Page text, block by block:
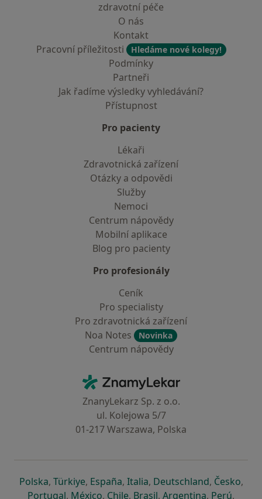
zdravotní péče
O nás
Kontakt
Pracovní příležitosti
Hledáme nové kolegy!
Podmínky
Partneři
Jak řadíme výsledky vyhledávání?
Přístupnost
Pro pacienty
Lékaři
Zdravotnická zařízení
Otázky a odpovědi
Služby
Nemoci
Centrum nápovědy
Mobilní aplikace
Blog pro pacienty
Pro profesionály
Ceník
Pro specialisty
Pro zdravotnická zařízení
Noa Notes
Novinka
Centrum nápovědy
ZnamyLekar - Hlavní stránka
ZnanyLekarz Sp. z o.o.
ul. Kolejowa 5/7
01-217 Warszawa, Polska
Polskase otevře v nové záložce
, Türkiyese otevře v nové záložce
, Españase otevře v nové záložce
, Italiase otevře v nové záložce
, Deutschlandse otevře v
, Českose
,
Portugalse otevře v nové záložce
, Méxicose otevře v nové záložce
, Chilese otevře v nové záložce
, Brasilse otevře v nové
, Argentinase otevře v
, Perúse
,